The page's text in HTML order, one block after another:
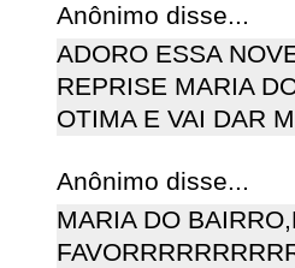
Anônimo disse...
ADORO ESSA
REPRISE MARIA
OTIMA E VAI DAR
Anônimo disse...
MARIA DO